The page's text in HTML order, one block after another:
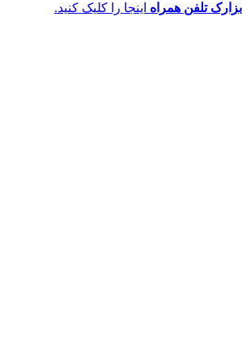
ابزارک تلفن همراه اینجا را کلیک کنید.